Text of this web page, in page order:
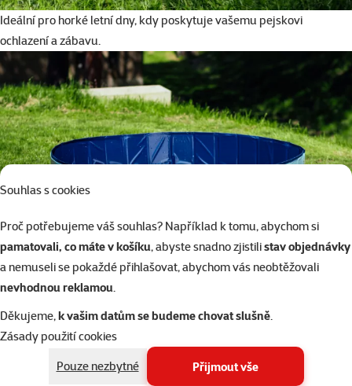
Souhlas s cookies
Proč potřebujeme váš souhlas? Například k tomu, abychom si
pamatovali, co máte v košíku, abyste snadno zjistilistav objednávky
a nemuseli se pokaždé přihlašovat, abychom vás neobtěžovali
nevhodnou reklamou.
Děkujeme,k vašim datům se budeme chovat slušně.
Zásady použití cookies
Pouze nezbytné
Přijmout vše
Ideální pro horké letní dny, kdy poskytuje vašemu pejskovi
ochlazení a zábavu.
Navrženo pro snadnou údržbu – po použití stačí opláchnout, vysušit
a uskladnit na suchém místě.